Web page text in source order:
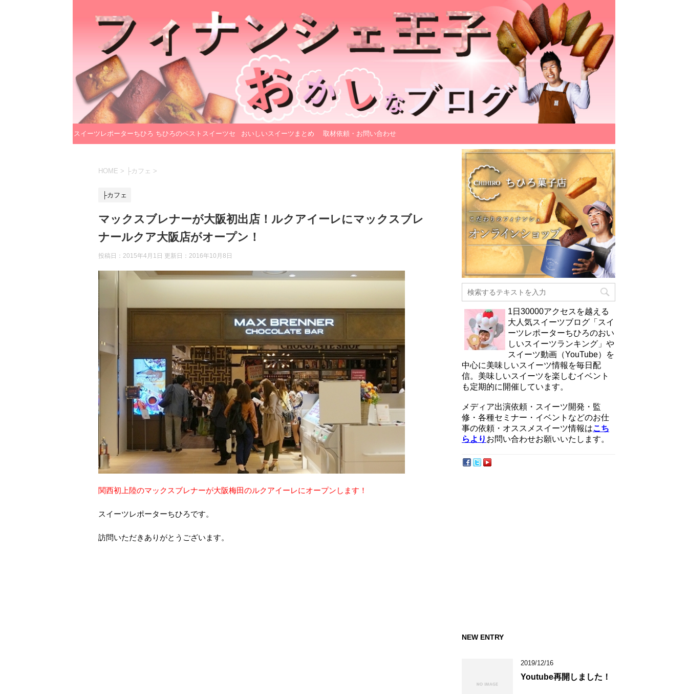
スイーツレポーターちひろ ちひろのベストスイーツセ おいしいスイーツまとめ 取材依頼・お問い合わせ
HOME > ├カフェ >
├カフェ
マックスブレナーが大阪初出店！ルクアイーレにマックスブレ
ナールクア大阪店がオープン！
投稿日：2015年4月1日 更新日： 2016年10月8日
関西初上陸のマックスブレナーが大阪梅田のルクアイーレにオープンします！
スイーツレポーターちひろです。
訪問いただきありがとうございます。
1日30000アクセスを越える
大人気スイーツブログ「スイ
ーツレポーターちひろのおい
しいスイーツランキング」や
スイーツ動画（YouTube）を
中心に美味しいスイーツ情報を毎日配
信。美味しいスイーツを楽しむイベント
も定期的に開催しています。
メディア出演依頼・スイーツ開発・監
修・各種セミナー・イベントなどのお仕
事の依頼・オススメスイーツ情報はこち
らより お問い合わせお願いいたします。
NEW ENTRY
2019/12/16
Youtube再開しました！